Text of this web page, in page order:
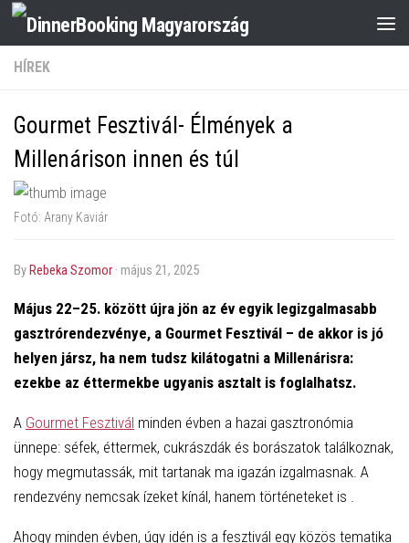
HÍREK
Gourmet Fesztivál- Élmények a
Millenárison innen és túl
Fotó: Arany Kaviár
byRebeka Szomor · május 21, 2025
Május 22–25. között újra jön az év egyik legizgalmasabb
gasztrórendezvénye, a Gourmet Fesztivál – de akkor is jó
helyen jársz, ha nem tudsz kilátogatni a Millenárisra:
ezekbe az éttermekbe ugyanis asztalt is foglalhatsz.
A Gourmet Fesztivál minden évben a hazai gasztronómia
ünnepe: séfek, éttermek, cukrászdák és borászatok találkoznak,
hogy megmutassák, mit tartanak ma igazán izgalmasnak. A
rendezvény nemcsak ízeket kínál, hanem történeteket is .
Ahogy minden évben, úgy idén is a fesztivál egy közös tematika